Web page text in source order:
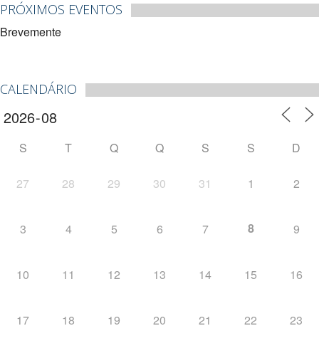
PRÓXIMOS EVENTOS
Brevemente
CALENDÁRIO
S T Q Q S S D
27 28 29 30 31 1 2
3 4 5 6 7 8 9
10 11 12 13 14 15 16
17 18 19 20 21 22 23